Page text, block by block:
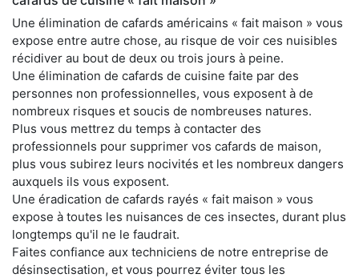
Une élimination de cafards américains « fait maison » vous
expose entre autre chose, au risque de voir ces nuisibles
récidiver au bout de deux ou trois jours à peine.
Une élimination de cafards de cuisine faite par des
personnes non professionnelles, vous exposent à de
nombreux risques et soucis de nombreuses natures.
Plus vous mettrez du temps à contacter des
professionnels pour supprimer vos cafards de maison,
plus vous subirez leurs nocivités et les nombreux dangers
auxquels ils vous exposent.
Une éradication de cafards rayés « fait maison » vous
expose à toutes les nuisances de ces insectes, durant plus
longtemps qu'il ne le faudrait.
Faites confiance aux techniciens de notre entreprise de
désinsectisation, et vous pourrez éviter tous les